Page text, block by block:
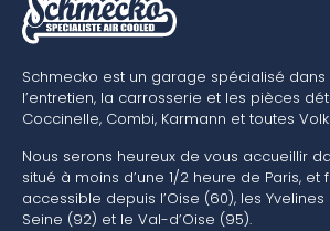
Schmecko est un garage spécialisé
l’entretien, la carrosserie et les pièces
Coccinelle, Combi, Karmann et toutes
Nous serons heureux de vous accueillir
situé à moins d’une 1/2 heure de Paris, et
accessible depuis l’Oise (60), les
Seine (92) et le Val-d’Oise (95).